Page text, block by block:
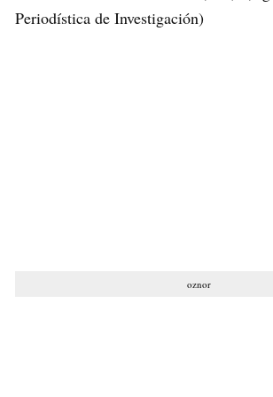
Periodística de Investigación)
oznor